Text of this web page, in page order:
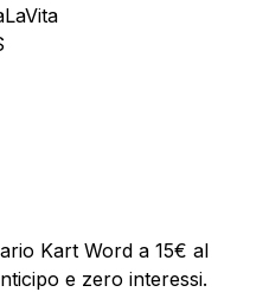
Kart Word a 15€ al
e zero interessi.